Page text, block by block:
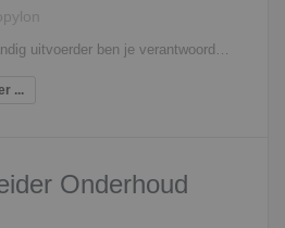
In de functie van zelfstandig uitvoerder ben je verantwoordelijk voor de technisch goede uitvoering van projecten conform bestek en tekeningen en de geldende voorschriften. Je bewaakt de voortgang, de kwaliteit, en de veiligheid van de projecten. Je stuurt uitvoerend personeel aan op de bouwplaats (zowel eigen personeel als personeel van onderaannemers). Naast de coördinerende en organisatorische taken, zoals onder andere het afroepen van materialen en materieel, heb je ook administratieve taken.
...
Onderhoud